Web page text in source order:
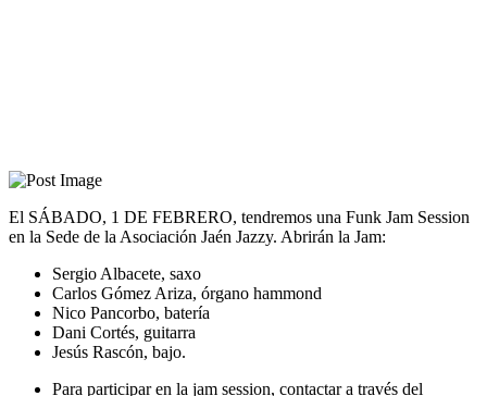
El SÁBADO, 1 DE FEBRERO, tendremos una Funk Jam Session
en la Sede de la Asociación Jaén Jazzy. Abrirán la Jam:
Sergio Albacete, saxo
Carlos Gómez Ariza, órgano hammond
Nico Pancorbo, batería
Dani Cortés, guitarra
Jesús Rascón, bajo.
Para participar en la jam session, contactar a través del